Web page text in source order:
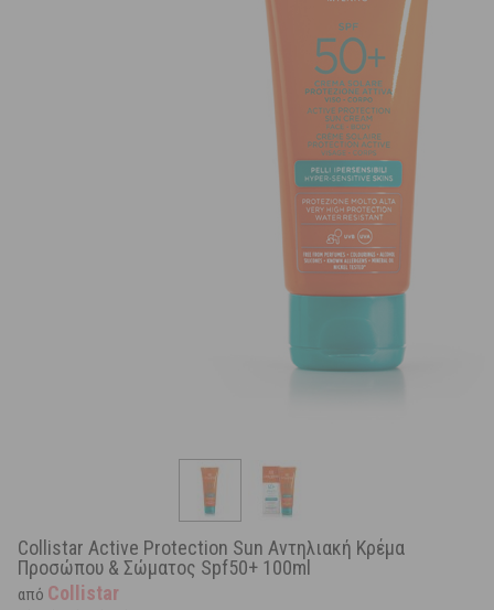
Collistar Active Protection Sun Αντηλιακή Κρέμα
Προσώπου & Σώματος Spf50+ 100ml
από Collistar